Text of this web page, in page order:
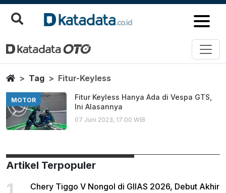
Fitur Keyless
Berita Terbaru
HomeTag Fitur-Keyless
MOTOR
Fitur Keyless Hanya Ada di Vespa GTS,
Ini Alasannya
07 Juni 2023, 17:00 WIB
Artikel Terpopuler
Chery Tiggo V Nongol di GIIAS 2026, Debut Akhir